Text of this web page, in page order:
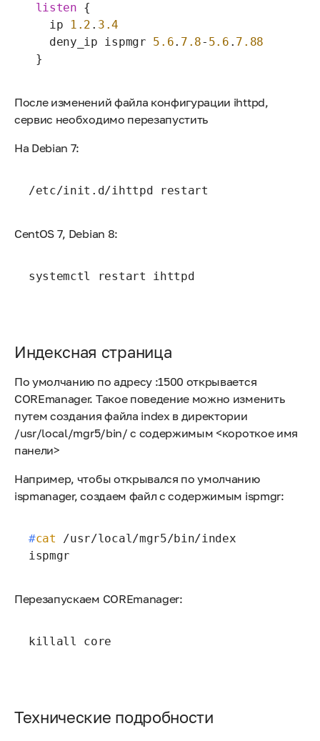
listen {
   ip
1.2 . 3.4
   deny_ip ispmgr
5.6. 7.8- 5.6 . 7.88
}
После изменений файла конфигурации ihttpd,
сервис необходимо перезапустить
На Debian 7:
/etc/init.d/ihttpd restart
CentOS 7, Debian 8:
systemctl restart ihttpd
Индексная страница
По умолчанию по адресу :1500 открывается
COREmanager. Такое поведение можно изменить
путем создания файла index в директории
/usr/local/mgr5/bin/ с содержимым <короткое имя
панели>
Например, чтобы открывался по умолчанию
ispmanager, создаем файл с содержимым ispmgr:
#cat /usr/local/mgr5/bin/index
ispmgr
Перезапускаем COREmanager:
killall core
Технические подробности